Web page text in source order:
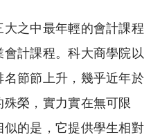
之中最年輕的會計課程
計課程。科大商學院以
節節上升，幾乎近年於
榮，實力實在無可限
的是，它提供學生相對